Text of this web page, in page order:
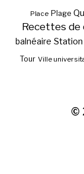
Place Plage
Recettes de
balnéaire
Tour Ville
©